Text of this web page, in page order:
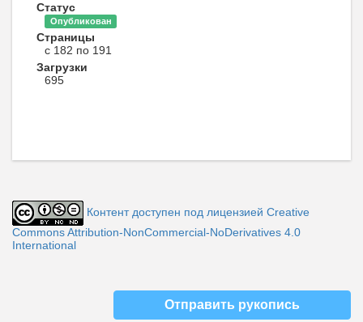
Статус
Опубликован
Страницы
с 182 по 191
Загрузки
695
Контент доступен под лицензией Creative
Commons Attribution-NonCommercial-NoDerivatives 4.0
International
Отправить рукопись